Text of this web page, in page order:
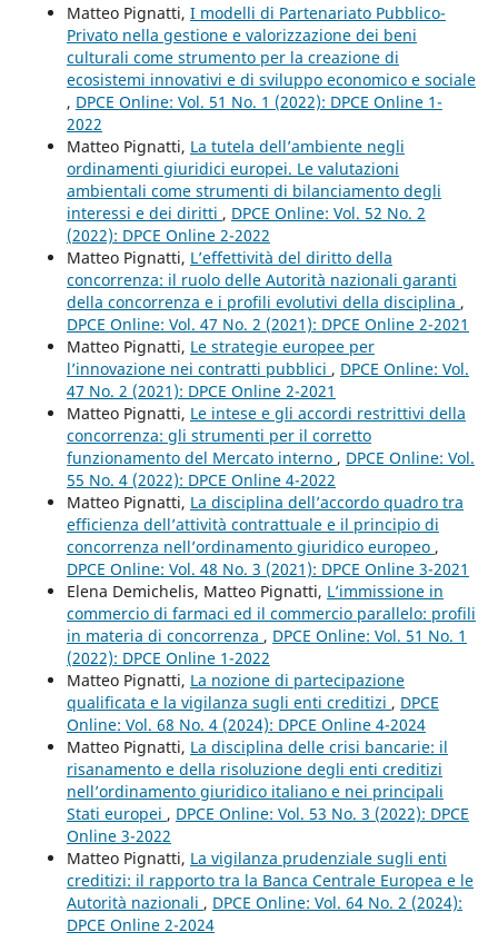
Matteo Pignatti, I modelli di Partenariato Pubblico-
Privato nella gestione e valorizzazione dei beni
culturali come strumento per la creazione di
ecosistemi innovativi e di sviluppo economico e sociale
, DPCE Online: Vol. 51 No. 1 (2022): DPCE Online 1-
2022
Matteo Pignatti, La tutela dell’ambiente negli
ordinamenti giuridici europei. Le valutazioni
ambientali come strumenti di bilanciamento degli
interessi e dei diritti , DPCE Online: Vol. 52 No. 2
(2022): DPCE Online 2-2022
Matteo Pignatti, L’effettività del diritto della
concorrenza: il ruolo delle Autorità nazionali garanti
della concorrenza e i profili evolutivi della disciplina ,
DPCE Online: Vol. 47 No. 2 (2021): DPCE Online 2-2021
Matteo Pignatti, Le strategie europee per
l’innovazione nei contratti pubblici , DPCE Online: Vol.
47 No. 2 (2021): DPCE Online 2-2021
Matteo Pignatti, Le intese e gli accordi restrittivi della
concorrenza: gli strumenti per il corretto
funzionamento del Mercato interno , DPCE Online: Vol.
55 No. 4 (2022): DPCE Online 4-2022
Matteo Pignatti, La disciplina dell’accordo quadro tra
efficienza dell’attività contrattuale e il principio di
concorrenza nell’ordinamento giuridico europeo ,
DPCE Online: Vol. 48 No. 3 (2021): DPCE Online 3-2021
Elena Demichelis, Matteo Pignatti, L’immissione in
commercio di farmaci ed il commercio parallelo: profili
in materia di concorrenza , DPCE Online: Vol. 51 No. 1
(2022): DPCE Online 1-2022
Matteo Pignatti, La nozione di partecipazione
qualificata e la vigilanza sugli enti creditizi , DPCE
Online: Vol. 68 No. 4 (2024): DPCE Online 4-2024
Matteo Pignatti, La disciplina delle crisi bancarie: il
risanamento e della risoluzione degli enti creditizi
nell’ordinamento giuridico italiano e nei principali
Stati europei , DPCE Online: Vol. 53 No. 3 (2022): DPCE
Online 3-2022
Matteo Pignatti, La vigilanza prudenziale sugli enti
creditizi: il rapporto tra la Banca Centrale Europea e le
Autorità nazionali , DPCE Online: Vol. 64 No. 2 (2024):
DPCE Online 2-2024